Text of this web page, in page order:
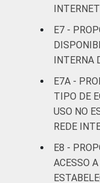
INTERNET
E7 -
INTERNA
E7A -
TIPO DE
USO NO
REDE
E8 -
ACESSO